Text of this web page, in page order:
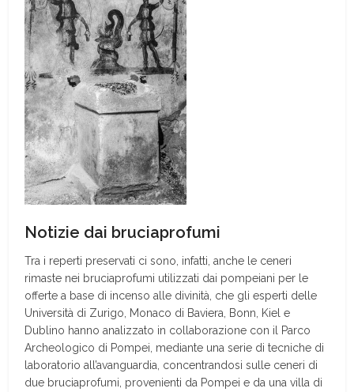
Notizie dai bruciaprofumi
Tra i reperti preservati ci sono, infatti, anche le ceneri
rimaste nei bruciaprofumi utilizzati dai pompeiani per le
offerte a base di incenso alle divinità, che gli esperti delle
Università di Zurigo, Monaco di Baviera, Bonn, Kiel e
Dublino hanno analizzato in collaborazione con il Parco
Archeologico di Pompei, mediante una serie di tecniche di
laboratorio all’avanguardia, concentrandosi sulle ceneri di
due bruciaprofumi, provenienti da Pompei e da una villa di